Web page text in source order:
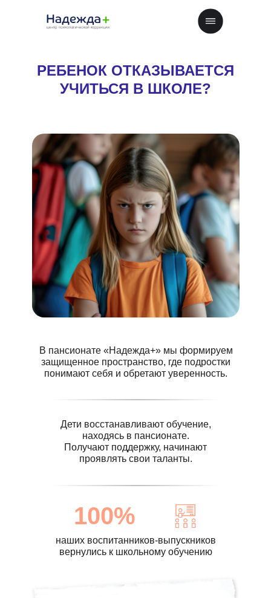
РЕБЕНОК ОТКАЗЫВАЕТСЯ
УЧИТЬСЯ В ШКОЛЕ?
100%
В пансионате «Надежда+» мы формируем
защищенное пространство, где подростки
понимают себя и обретают уверенность.
Дети восстанавливают обучение,
находясь в пансионате.
Получают поддержку, начинают
проявлять свои таланты.
наших воспитанников-выпускников
вернулись к школьному обучению